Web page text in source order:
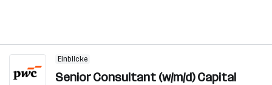
Einblicke
Senior Consultant (w/m/d) Capital